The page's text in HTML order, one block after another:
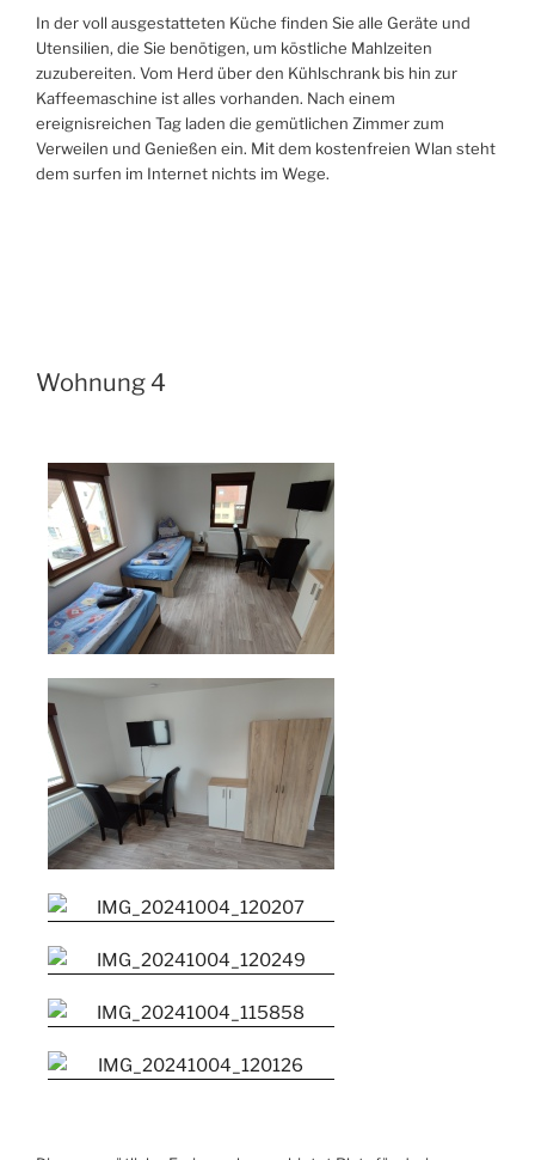
In der voll ausgestatteten Küche finden Sie alle Geräte und
Utensilien, die Sie benötigen, um köstliche Mahlzeiten
zuzubereiten. Vom Herd über den Kühlschrank bis hin zur
Kaffeemaschine ist alles vorhanden. Nach einem
ereignisreichen Tag laden die gemütlichen Zimmer zum
Verweilen und Genießen ein. Mit dem kostenfreien Wlan steht
dem surfen im Internet nichts im Wege.
Wohnung 4